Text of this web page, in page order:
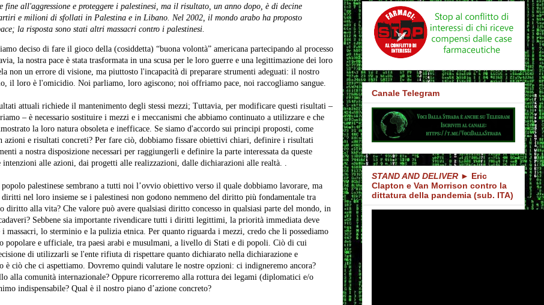
fine all'aggressione e proteggere i palestinesi, ma il risultato, un anno dopo, è di decine
e milioni di sfollati in Palestina e in Libano. Nel 2002, il mondo arabo ha proposto
la risposta sono stati altri massacri contro i palestinesi.
deciso di fare il gioco della (cosiddetta) “buona volontà” americana partecipando al processo
la nostra pace è stata trasformata in una scusa per le loro guerre e una legittimazione dei loro
non un errore di visione, ma piuttosto l'incapacità di preparare strumenti adeguati: il nostro
il loro è l'omicidio. Noi parliamo, loro agiscono; noi offriamo pace, noi raccogliamo sangue.
attuali richiede il mantenimento degli stessi mezzi; Tuttavia, per modificare questi risultati –
– è necessario sostituire i mezzi e i meccanismi che abbiamo continuato a utilizzare e che
la loro natura obsoleta e inefficace. Se siamo d'accordo sui principi proposti, come
azioni e risultati concreti? Per fare ciò, dobbiamo fissare obiettivi chiari, definire i risultati
a nostra disposizione necessari per raggiungerli e definire la parte interessata da queste
intenzioni alle azioni, dai progetti alle realizzazioni, dalle dichiarazioni alle realtà. .
palestinese sembrano a tutti noi l’ovvio obiettivo verso il quale dobbiamo lavorare, ma
diritti nel loro insieme se i palestinesi non godono nemmeno del diritto più fondamentale tra
alla vita? Che valore può avere qualsiasi diritto concesso in qualsiasi parte del mondo, in
Sebbene sia importante rivendicare tutti i diritti legittimi, la priorità immediata deve
i massacri, lo sterminio e la pulizia etnica. Per quanto riguarda i mezzi, credo che li possediamo
popolare e ufficiale, tra paesi arabi e musulmani, a livello di Stati e di popoli. Ciò di cui
di utilizzarli se l'ente rifiuta di rispettare quanto dichiarato nella dichiarazione e
è ciò che ci aspettiamo. Dovremo quindi valutare le nostre opzioni: ci indigneremo ancora?
alla comunità internazionale? Oppure ricorreremo alla rottura dei legami (diplomatici e/o
indispensabile? Qual è il nostro piano d’azione concreto?
Canale Telegram
STAND AND DELIVER► Eric
Clapton e Van Morrison contro la
dittatura della pandemia (sub. ITA)